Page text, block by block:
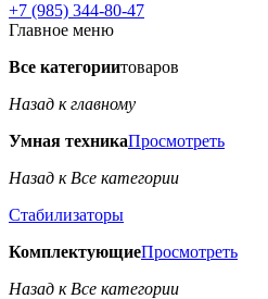
+7 (985) 344-80-47
Главное меню
Все категориитоваров
Назад к главному
Умная техникаПросмотреть
Назад к Все категории
Стабилизаторы
КомплектующиеПросмотреть
Назад к Все категории